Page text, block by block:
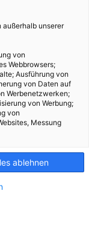
unserer
von
Webbrowsers;
Ausführung von
von Daten auf
Werbenetzwerken;
von Werbung;
von
Messung
ablehnen